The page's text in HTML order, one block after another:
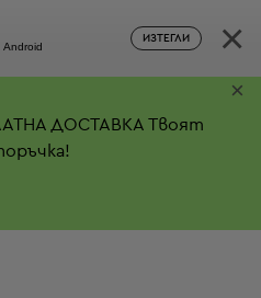
ИЗТЕГЛИ ×
ДОСТАВКА Твоят
×